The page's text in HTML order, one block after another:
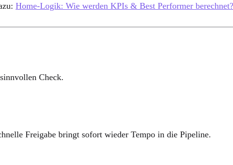
Home-Logik: Wie werden KPIs & Best Performer berechnet?
Check.
Freigabe bringt sofort wieder Tempo in die Pipeline.